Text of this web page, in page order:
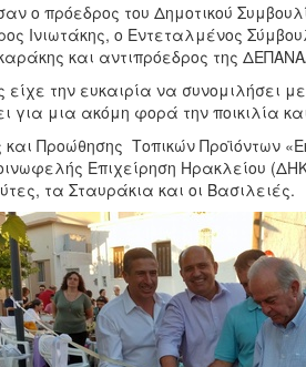
ο πρόεδρος του Δημοτικού
Ινιωτάκης, ο Εντεταλμένος
και αντιπρόεδρος της
την ευκαιρία να συνομιλήσει
για μια ακόμη φορά την ποικιλία
Προώθησης Τοπικών Προϊόντων
Επιχείρηση Ηρακλείου
τα Σταυράκια και οι Βασιλειές.